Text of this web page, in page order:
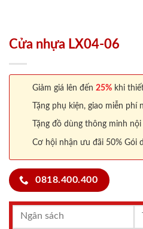
Cửa nhựa LX04-06
Giảm giá lên đến 25% khi
Tặng phụ kiện, giao miễn
Tặng đồ dùng thông minh
Cơ hội nhận ưu đãi 50% Gói
0818.400.400